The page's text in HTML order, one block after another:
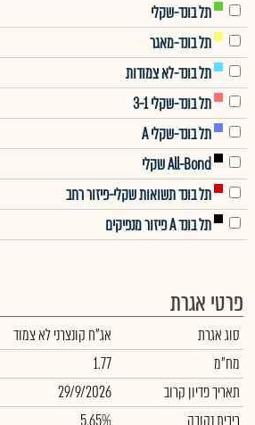
תל בונד-שקלי
תל בונד-מאגר
תל בונד-לא צמודות
תל בונד-שקלי 3-1
תל בונד-שקלי A
All-Bond שקלי
תל בונד תשואות שקלי-פיזור רחב
תל בונד A פיזור מנפיקים
פרטי אגרת
סוג אגרת
אג"ח קונצרני לא צמוד
מח"מ
1.77
תאריך פדיון קרוב
29/9/2026